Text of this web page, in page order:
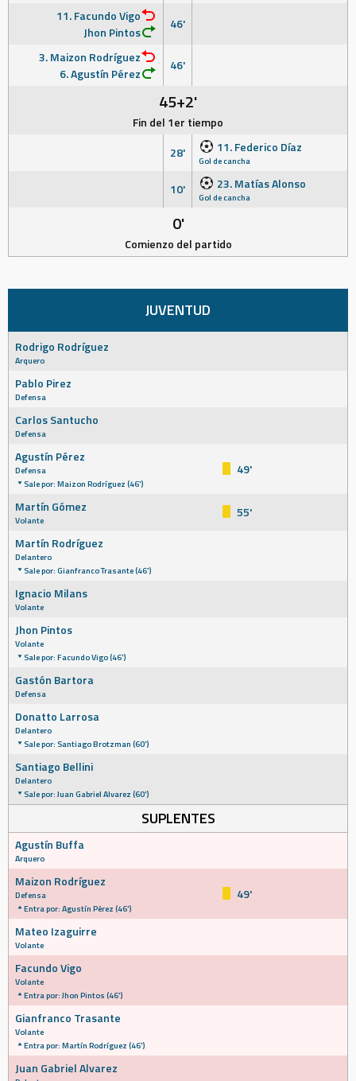
11. Facundo Vigo
Jhon Pintos
46'
3. Maizon Rodríguez
6. Agustín Pérez
46'
45+2'
Fin del 1er tiempo
28'
11. Federico Díaz
Gol de cancha
10' 23. Matías Alonso
Gol de cancha
0'
Comienzo del partido
JUVENTUD
Rodrigo Rodríguez
Arquero
Pablo Pirez
Defensa
Carlos Santucho
Defensa
Agustín Pérez
Defensa
Sale por: Maizon Rodríguez (46')
49'
Martín Gómez
Volante
55'
Martín Rodríguez
Delantero
Sale por: Gianfranco Trasante (46')
Ignacio Milans
Volante
Jhon Pintos
Volante
Sale por: Facundo Vigo (46')
Gastón Bartora
Defensa
Donatto Larrosa
Delantero
Sale por: Santiago Brotzman (60')
Santiago Bellini
Delantero
Sale por: Juan Gabriel Alvarez (60')
SUPLENTES
Agustín Buffa
Arquero
Maizon Rodríguez
Defensa
Entra por: Agustín Pérez (46')
49'
Mateo Izaguirre
Volante
Facundo Vigo
Volante
Entra por: Jhon Pintos (46')
Gianfranco Trasante
Volante
Entra por: Martín Rodríguez (46')
Juan Gabriel Alvarez